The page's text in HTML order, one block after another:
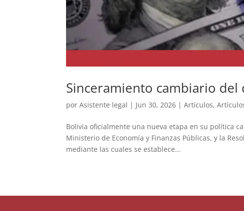
Sinceramiento cambiario del
porAsistente legal | Jun 30, 2026 |Artículos,
Bolivia oficialmente una nueva etapa en su política
Ministerio de Economía y Finanzas Públicas, y la
mediante las cuales se establece...